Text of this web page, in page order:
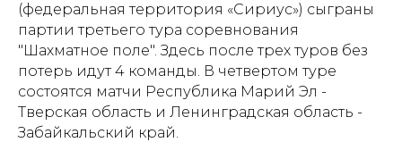
(федеральная территория «Сириус») сыграны
партии третьего тура соревнования
"Шахматное поле". Здесь после трех туров без
потерь идут 4 команды. В четвертом туре
состоятся матчи Республика Марий Эл -
Тверская область и Ленинградская область -
Забайкальский край.